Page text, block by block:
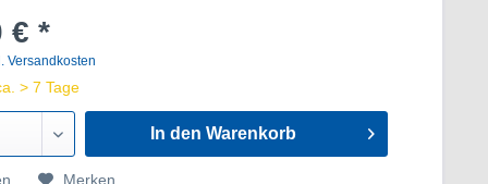
€ *
Versandkosten
> 7 Tage
In den Warenkorb
Merken